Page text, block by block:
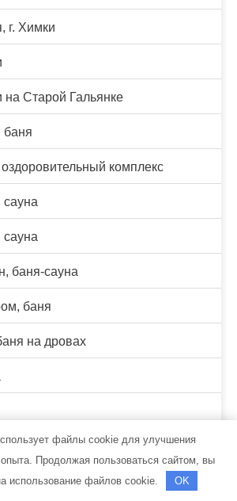
г. Химки
на Старой Гальянке
баня
комплекс
сауна
сауна
баня-сауна
баня
на дровах
трактефайлы cookie для улучшения
опыта. Продолжая пользоваться сайтом, вы
использование файлов cookie.
OK